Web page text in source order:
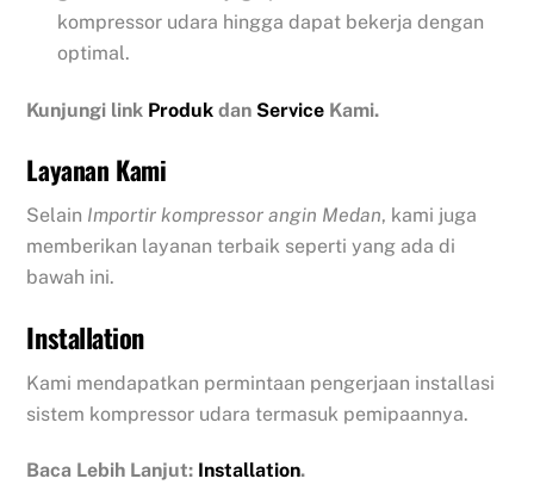
kompressor udara hingga dapat bekerja dengan
optimal.
Kunjungi link Produk dan Service Kami.
Layanan Kami
Selain Importir kompressor angin Medan, kami juga
memberikan layanan terbaik seperti yang ada di
bawah ini.
Installation
Kami mendapatkan permintaan pengerjaan installasi
sistem kompressor udara termasuk pemipaannya.
Baca Lebih Lanjut: Installation.